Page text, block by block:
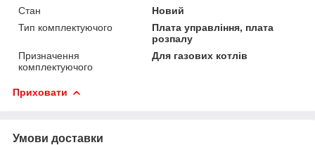
Стан
Новий
Тип комплектуючого
Плата управління, плата
розпалу
Призначення
комплектуючого
Для газових котлів
Приховати
Умови доставки